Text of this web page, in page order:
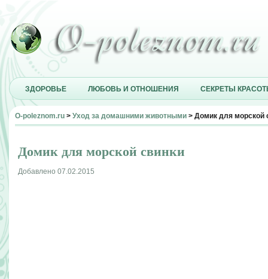
ЗДОРОВЬЕ ЛЮБОВЬ И ОТНОШЕНИЯ СЕКРЕТЫ
O-poleznom.ru > Уход за домашними животными > Домик для морской
Домик для морской свинки
Добавлено 07.02.2015